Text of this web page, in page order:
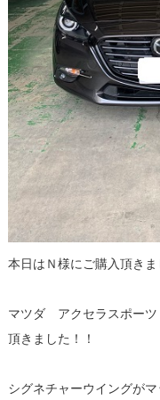
本日はＮ様にご購入頂きま
マツダ アクセラスポー
頂きました！！
シグネチャーウイングが